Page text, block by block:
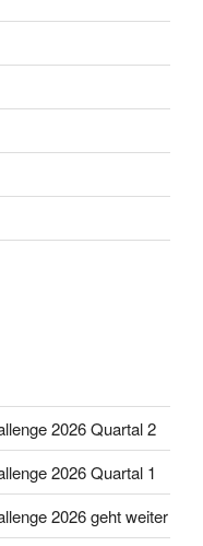
2026 Quartal 2
2026 Quartal 1
2026 geht weiter